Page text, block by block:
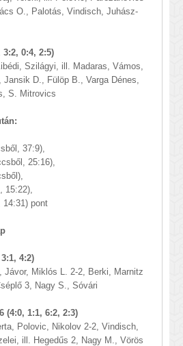
O., Palotás, Vindisch, Juhász-
0:4, 2:5)
Szilágyi, ill. Madaras, Vámos,
D., Fülöp B., Varga Dénes,
S. Mitrovics
37:9),
25:16),
15:22),
pont
4:2)
Miklós L. 2-2, Berki, Marnitz
3, Nagy S., Sóvári
(4:0, 1:1, 6:2, 2:3)
Polovic, Nikolov 2-2, Vindisch,
ill. Hegedűs 2, Nagy M., Vörös